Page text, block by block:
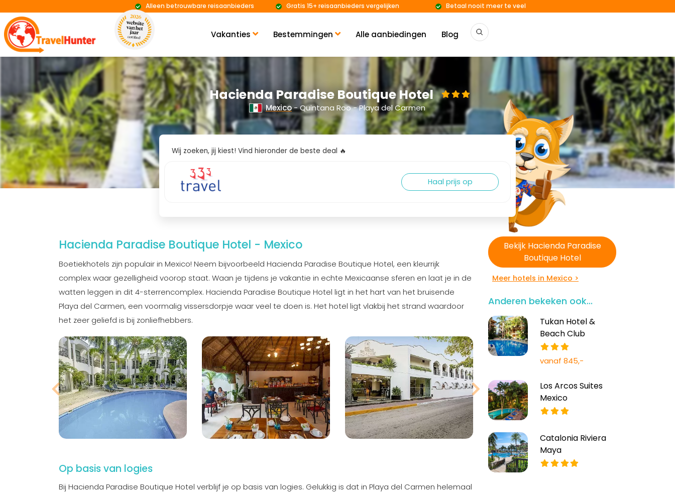
Vakanties Bestemmingen Alle aanbiedingen Blog
Alleen betrouwbare reisaanbieders Gratis 15+ reisaanbieders vergelijken Betaal nooit meer te veel
Hacienda Paradise Boutique Hotel
Mexico- Quintana Roo - Playa del Carmen
Wij zoeken, jij kiest! Vind hieronder de beste deal 🔥
Haal prijs op
Hacienda Paradise Boutique Hotel - Mexico
Boetiekhotels zijn populair in Mexico! Neem bijvoorbeeld Hacienda Paradise Boutique Hotel, een kleurrijk
complex waar gezelligheid voorop staat. Waan je tijdens je vakantie in echte Mexicaanse sferen en laat je in de
watten leggen in dit 4-sterrencomplex. Hacienda Paradise Boutique Hotel ligt in het hart van het bruisende
Playa del Carmen, een voormalig vissersdorpje waar veel te doen is. Het hotel ligt vlakbij het strand waardoor
het zeer geliefd is bij zonliefhebbers.
Bekijk meer
foto's
Op basis van logies
Bij Hacienda Paradise Boutique Hotel verblijf je op basis van logies. Gelukkig is dat in Playa del Carmen helemaal
Bekijk Hacienda Paradise
Boutique Hotel
Meer hotels in Mexico >
Anderen bekeken ook...
Tukan Hotel &
Beach Club
vanaf 845,-
Los Arcos Suites
Mexico
Catalonia Riviera
Maya